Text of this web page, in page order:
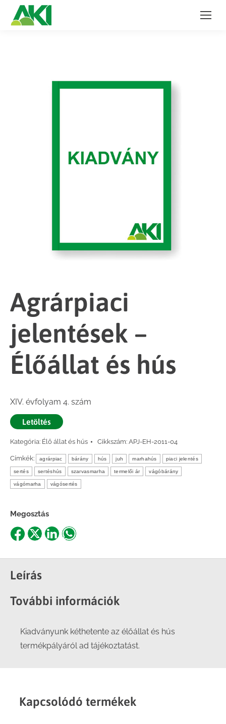
Agrárpiaci
jelentések –
Élőállat és hús
XIV. évfolyam 4. szám
Letöltés
Kategória: Élő állat és hús Cikkszám: APJ-EH-2011-04
Címkék: agrárpiac bárány hús juh marhahús piaci jelentés
sertés sertéshús szarvasmarha termelői ár vágóbárány
vágómarha vágósertés
Megosztás
Share
Facebook
Share
X
ShareShare
Leírás
További információk
Kiadványunk kéthetente az élőállat és hús
termékpályáról ad tájékoztatást.
Kapcsolódó termékek